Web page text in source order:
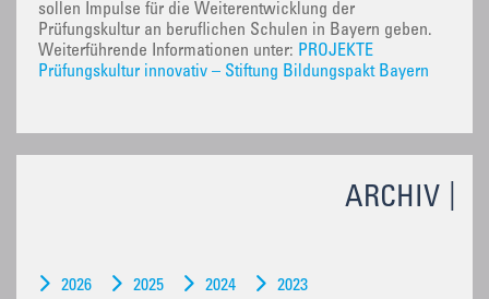
ARCHIV
2026 2025 2024 2023
sollen Impulse für die Weiterentwicklung der
Prüfungskultur an beruflichen Schulen in Bayern geben.
Weiterführende Informationen unter: PROJEKTE
Prüfungskultur innovativ – Stiftung Bildungspakt Bayern